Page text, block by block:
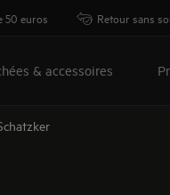
50 euros Retour sans
& accessoires